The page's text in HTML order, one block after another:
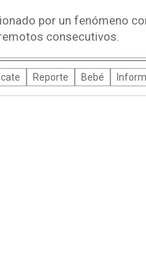
por un fenómeno
consecutivos.
Reporte Bebé